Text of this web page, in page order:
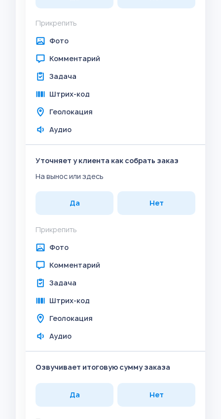
Прикрепить
Фото
Комментарий
Задача
Штрих-код
Геолокация
Аудио
Уточняет у клиента как собрать заказ
На вынос или здесь
Да Нет
Прикрепить
Фото
Комментарий
Задача
Штрих-код
Геолокация
Аудио
Озвучивает итоговую сумму заказа
Да Нет